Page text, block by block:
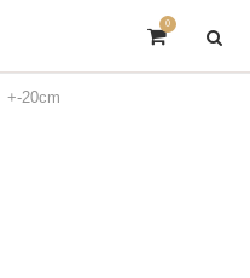
0
+-20cm